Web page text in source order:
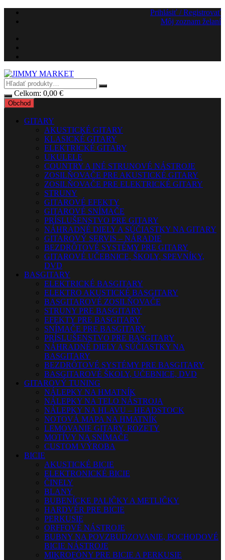
Preskočiť
Prihlásiť / Registrovať
Môj zoznam želaní
Celkom: 0,00 €
Obchod
GITARY
AKUSTICKÉ GITARY
KLASICKÉ GITARY
ELEKTRICKÉ GITARY
UKULELE
COUNTRY A INÉ STRUNOVÉ NÁSTROJE
ZOSILŇOVAČE PRE AKUSTICKÉ GITARY
ZOSILŇOVAČE PRE ELEKTRICKÉ GITARY
STRUNY
GITAROVÉ EFEKTY
GITAROVÉ SNÍMAČE
PRÍSLUŠENSTVO PRE GITARY
NÁHRADNÉ DIELY A SÚČIASTKY NA GITARY
GITAROVÝ SERVIS – NÁRADIE
BEZDRÔTOVÉ SYSTÉMY PRE GITARY
GITAROVÉ UČEBNICE, ŠKOLY, SPEVNÍKY,
DVD
BASGITARY
ELEKTRICKÉ BASGITARY
ELEKTRO AKUSTICKÉ BASGITARY
BASGITAROVÉ ZOSILŇOVAČE
STRUNY PRE BASGITARY
EFEKTY PRE BASGITARY
SNÍMAČE PRE BASGITARY
PRÍSLUŠENSTVO PRE BASGITARY
NÁHRADNÉ DIELY A SÚČIASTKY NA
BASGITARY
BEZDRÔTOVÉ SYSTÉMY PRE BASGITARY
BASGITAROVÉ ŠKOLY, UČEBNICE, DVD
GITAROVÝ TUNING
NÁLEPKY NA HMATNÍK
NÁLEPKY NA TELO NÁSTROJA
NÁLEPKY NA HLAVU – HEADSTOCK
NOTOVÁ MAPA NA HMATNÍK
LEMOVANIE GITARY, ROZETY
MOTÍVY NA SNÍMAČE
CUSTOM VÝROBA
BICIE
AKUSTICKÉ BICIE
ELEKTRONICKÉ BICIE
ČINELY
BLANY
BUBENÍCKE PALIČKY A METLIČKY
HARDVÉR PRE BICIE
PERKUSIE
ORFFOVÉ NÁSTROJE
BUBNY NA POVZBUDZOVANIE, POCHODOVÉ
BICIE NÁSTROJE
MIKROFÓNY PRE BICIE A PERKUSIE